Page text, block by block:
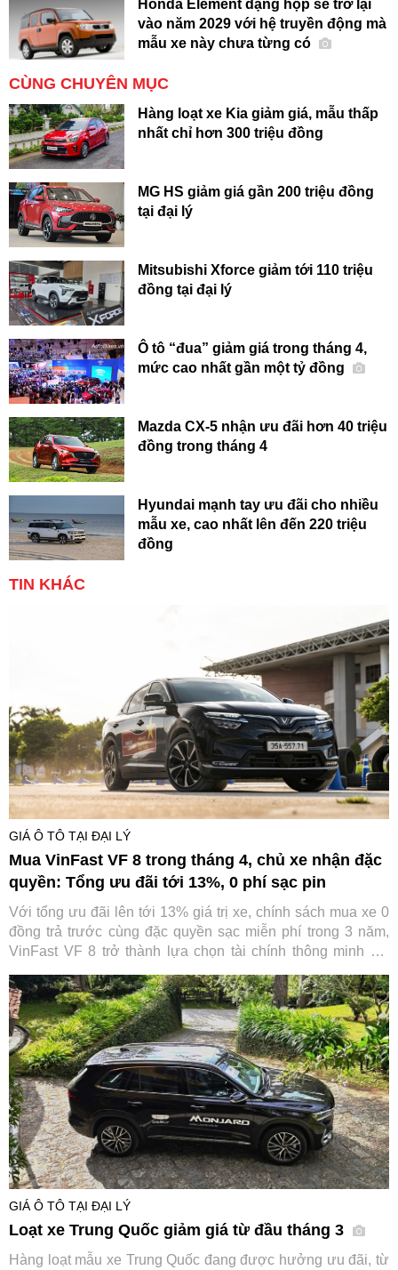
Honda Element dạng hộp sẽ trở lại
vào năm 2029 với hệ truyền động mà
mẫu xe này chưa từng có
CÙNG CHUYÊN MỤC
Hàng loạt xe Kia giảm giá, mẫu thấp
nhất chỉ hơn 300 triệu đồng
MG HS giảm giá gần 200 triệu đồng
tại đại lý
Mitsubishi Xforce giảm tới 110 triệu
đồng tại đại lý
Ô tô “đua” giảm giá trong tháng 4,
mức cao nhất gần một tỷ đồng
Mazda CX-5 nhận ưu đãi hơn 40 triệu
đồng trong tháng 4
Hyundai mạnh tay ưu đãi cho nhiều
mẫu xe, cao nhất lên đến 220 triệu
đồng
TIN KHÁC
GIÁ Ô TÔ TẠI ĐẠI LÝ
Mua VinFast VF 8 trong tháng 4, chủ xe nhận đặc
quyền: Tổng ưu đãi tới 13%, 0 phí sạc pin
Với tổng ưu đãi lên tới 13% giá trị xe, chính sách mua xe 0
đồng trả trước cùng đặc quyền sạc miễn phí trong 3 năm,
VinFast VF 8 trở thành lựa chọn tài chính thông minh khi
vòng đời xe.
GIÁ Ô TÔ TẠI ĐẠI LÝ
Loạt xe Trung Quốc giảm giá từ đầu tháng 3
Hàng loạt mẫu xe Trung Quốc đang được hưởng ưu đãi, từ